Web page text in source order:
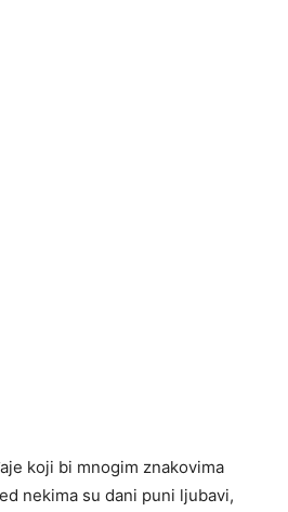
koji bi mnogim znakovima
nekima su dani puni ljubavi,